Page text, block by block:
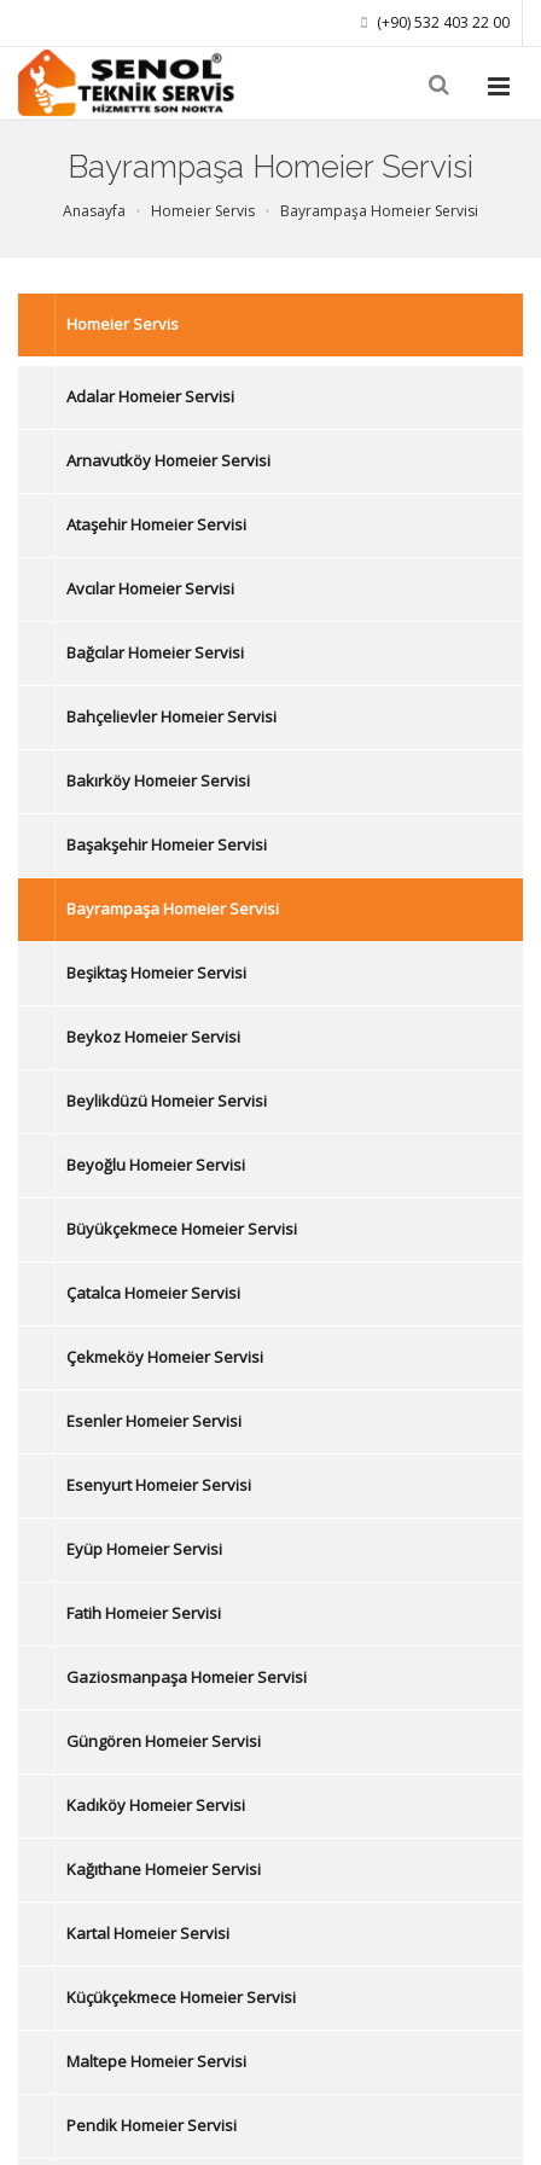
(+90) 532 403 22 00
Bayrampaşa Homeier Servisi
Anasayfa Homeier Servis Bayrampaşa Homeier Servisi
Homeier Servis
Adalar Homeier Servisi
Arnavutköy Homeier Servisi
Ataşehir Homeier Servisi
Avcılar Homeier Servisi
Bağcılar Homeier Servisi
Bahçelievler Homeier Servisi
Bakırköy Homeier Servisi
Başakşehir Homeier Servisi
Bayrampaşa Homeier Servisi
Beşiktaş Homeier Servisi
Beykoz Homeier Servisi
Beylikdüzü Homeier Servisi
Beyoğlu Homeier Servisi
Büyükçekmece Homeier Servisi
Çatalca Homeier Servisi
Çekmeköy Homeier Servisi
Esenler Homeier Servisi
Esenyurt Homeier Servisi
Eyüp Homeier Servisi
Fatih Homeier Servisi
Gaziosmanpaşa Homeier Servisi
Güngören Homeier Servisi
Kadıköy Homeier Servisi
Kağıthane Homeier Servisi
Kartal Homeier Servisi
Küçükçekmece Homeier Servisi
Maltepe Homeier Servisi
Pendik Homeier Servisi